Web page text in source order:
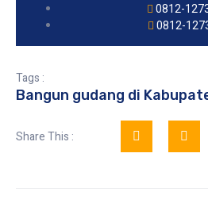
0812-
0812-
Tags :
Bangun gudang di
Share This :